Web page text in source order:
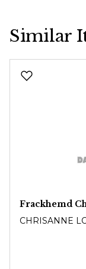
Similar
Frackhemd
CHRISANNE